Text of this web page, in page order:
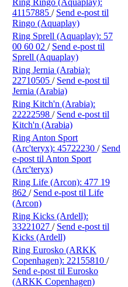
41157885 / Send e-post til
Ringo (Aquaplay)
Ring Sprell (Aquaplay): 57
00 60 02 / Send e-post til
Sprell (Aquaplay)
Ring Jernia (Arabia):
22710505 / Send e-post til
Jernia (Arabia)
Ring Kitch'n (Arabia):
22222598 / Send e-post til
Kitch'n (Arabia)
Ring Anton Sport
(Arc'teryx): 45722230 / Send
e-post til Anton Sport
(Arc'teryx)
Ring Life (Arcon): 477 19
862 / Send e-post til Life
(Arcon)
Ring Kicks (Ardell):
33221027 / Send e-post til
Kicks (Ardell)
Ring Eurosko (ARKK
Copenhagen): 22155810 /
Send e-post til Eurosko
(ARKK Copenhagen)